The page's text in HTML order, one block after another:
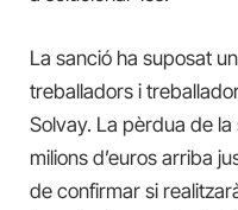
La sanció ha suposat
treballadors i
Solvay. La pèrdua de
milions d’euros arriba
de confirmar si